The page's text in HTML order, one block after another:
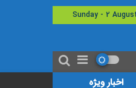
اخبار ویژه
موافقت دادگستری تهران با استقرار